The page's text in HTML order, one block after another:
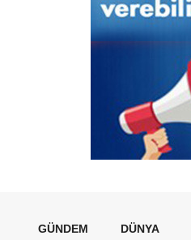
GÜNDEM DÜNYA